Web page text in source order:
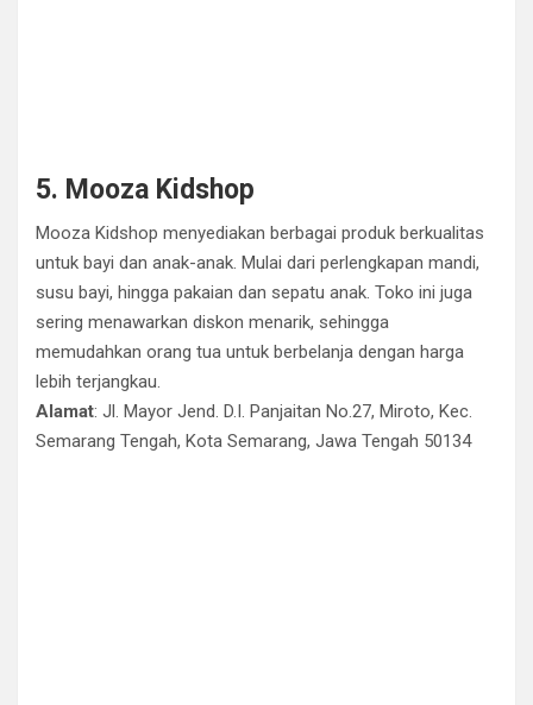
5. Mooza Kidshop
Mooza Kidshop menyediakan berbagai produk berkualitas
untuk bayi dan anak-anak. Mulai dari perlengkapan mandi,
susu bayi, hingga pakaian dan sepatu anak. Toko ini juga
sering menawarkan diskon menarik, sehingga
memudahkan orang tua untuk berbelanja dengan harga
lebih terjangkau.
Alamat: Jl. Mayor Jend. D.I. Panjaitan No.27, Miroto, Kec.
Semarang Tengah, Kota Semarang, Jawa Tengah 50134